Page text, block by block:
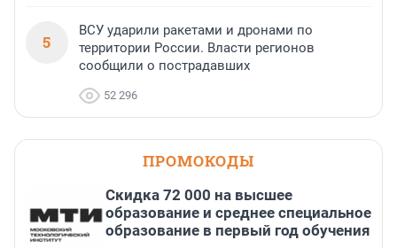
5
ВСУ ударили ракетами и дронами по
территории России. Власти регионов
сообщили о пострадавших
52 296
ПРОМОКОДЫ
Скидка 72 000 на высшее
образование и среднее специальное
образование в первый год обучения